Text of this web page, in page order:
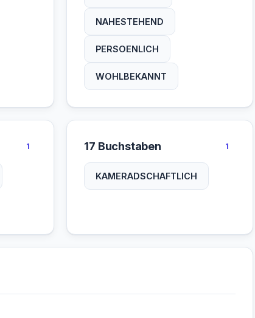
NAHESTEHEND
PERSOENLICH
WOHLBEKANNT
1 17 Buchstaben 1
KAMERADSCHAFTLICH